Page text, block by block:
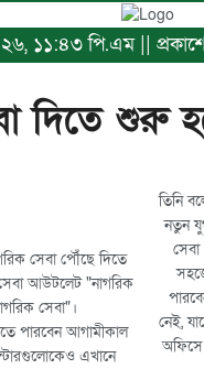
১১:৪৩ পি.এম ||
দিতে শুরু
সেবা পৌঁছে দিতে
আউটলেট "নাগরিক
সেবা"।
পারবেন আগামীকাল
এখানে
তিনি
নতুন
নেই,
অফিসে